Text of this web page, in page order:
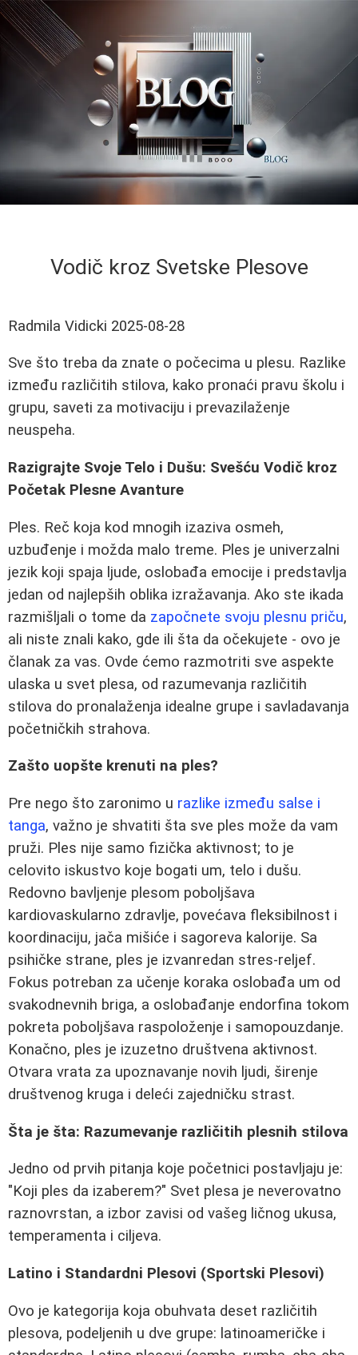
Vodič kroz Svetske Plesove
Radmila Vidicki 2025-08-28
Sve što treba da znate o počecima u plesu. Razlike
između različitih stilova, kako pronaći pravu školu i
grupu, saveti za motivaciju i prevazilaženje
neuspeha.
Razigrajte Svoje Telo i Dušu: Svešću Vodič kroz
Početak Plesne Avanture
Ples. Reč koja kod mnogih izaziva osmeh,
uzbuđenje i možda malo treme. Ples je univerzalni
jezik koji spaja ljude, oslobađa emocije i predstavlja
jedan od najlepših oblika izražavanja. Ako ste ikada
razmišljali o tome da započnete svoju plesnu priču,
ali niste znali kako, gde ili šta da očekujete - ovo je
članak za vas. Ovde ćemo razmotriti sve aspekte
ulaska u svet plesa, od razumevanja različitih
stilova do pronalaženja idealne grupe i savladavanja
početničkih strahova.
Zašto uopšte krenuti na ples?
Pre nego što zaronimo u razlike između salse i
tanga, važno je shvatiti šta sve ples može da vam
pruži. Ples nije samo fizička aktivnost; to je
celovito iskustvo koje bogati um, telo i dušu.
Redovno bavljenje plesom poboljšava
kardiovaskularno zdravlje, povećava fleksibilnost i
koordinaciju, jača mišiće i sagoreva kalorije. Sa
psihičke strane, ples je izvanredan stres-reljef.
Fokus potreban za učenje koraka oslobađa um od
svakodnevnih briga, a oslobađanje endorfina tokom
pokreta poboljšava raspoloženje i samopouzdanje.
Konačno, ples je izuzetno društvena aktivnost.
Otvara vrata za upoznavanje novih ljudi, širenje
društvenog kruga i deleći zajedničku strast.
Šta je šta: Razumevanje različitih plesnih stilova
Jedno od prvih pitanja koje početnici postavljaju je:
"Koji ples da izaberem?" Svet plesa je neverovatno
raznovrstan, a izbor zavisi od vašeg ličnog ukusa,
temperamenta i ciljeva.
Latino i Standardni Plesovi (Sportski Plesovi)
Ovo je kategorija koja obuhvata deset različitih
plesova, podeljenih u dve grupe: latinoameričke i